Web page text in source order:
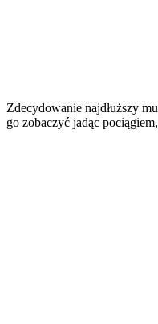
Zdecydowanie najdłuższy
go zobaczyć jadąc